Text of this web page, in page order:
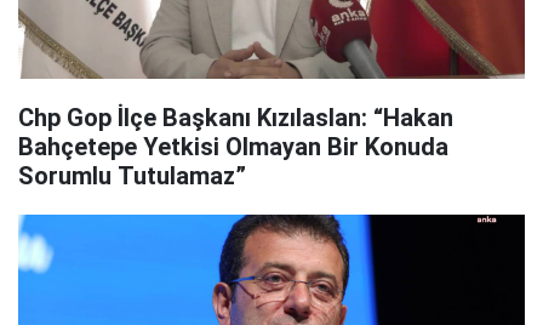
Chp Gop İlçe Başkanı Kızılaslan: “Hakan
Bahçetepe Yetkisi Olmayan Bir Konuda
Sorumlu Tutulamaz”